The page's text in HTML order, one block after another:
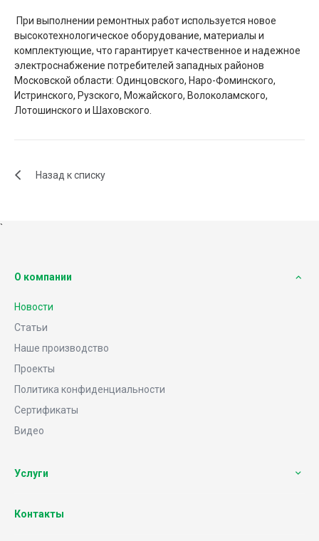
При выполнении ремонтных работ используется новое
высокотехнологическое оборудование, материалы и
комплектующие, что гарантирует качественное и надежное
электроснабжение потребителей западных районов
Московской области: Одинцовского, Наро-Фоминского,
Истринского, Рузского, Можайского, Волоколамского,
Лотошинского и Шаховского.
Назад к списку
`
О компании
Новости
Статьи
Наше производство
Проекты
Политика конфиденциальности
Сертификаты
Видео
Услуги
Контакты